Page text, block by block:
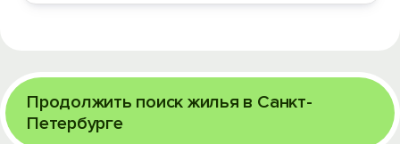
Продолжить поиск жилья в Санкт-
Петербурге